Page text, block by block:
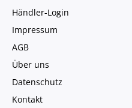
Händler-Login
Impressum
AGB
Über uns
Datenschutz
Kontakt